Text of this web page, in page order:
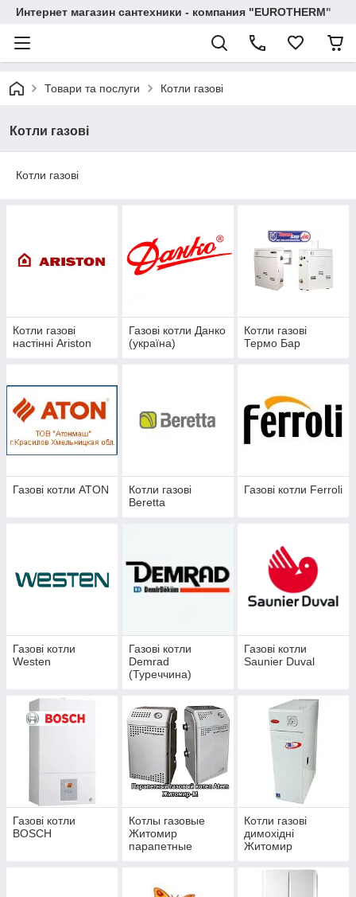
Интернет магазин сантехники - компания "EUROTHERM"
Товари та послуги Котли газові
Котли газові
Котли газові
Котли газові
настінні Аriston
Газові котли Данко
(україна)
Котли газові
Термо Бар
Газові котли ATON
Котли газові
Beretta
Газові котли Ferroli
Газові котли
Westen
Газові котли
Demrad
(Туреччина)
Газові котли
Saunier Duval
Газові котли
BOSCH
Котлы газовые
Житомир
парапетные
Котли газові
димохідні
Житомир